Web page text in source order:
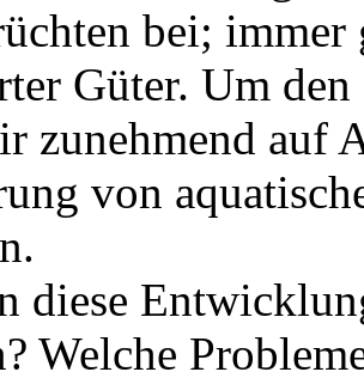
bei;
Güter. Um
zunehmend auf
von
diese
Welche